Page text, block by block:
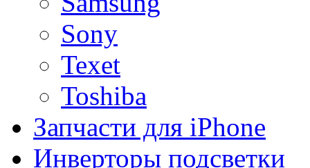
Sony
Texet
Toshiba
Запчасти для iPhone
Инверторы подсветки